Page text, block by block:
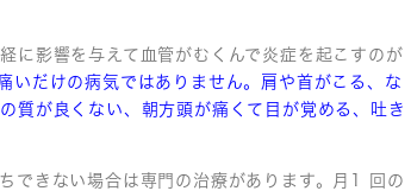
に影響を与えて血管がむくんで炎症を起こすのが
いだけの病気ではありません。肩や首がこる、な
質が良くない、朝方頭が痛くて目が覚める、吐き
できない場合は専門の治療があります。月1 回の